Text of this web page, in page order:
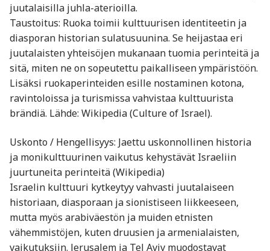
juutalaisilla juhla-aterioilla.
Taustoitus: Ruoka toimii kulttuurisen identiteetin ja
diasporan historian sulatusuunina. Se heijastaa eri
juutalaisten yhteisöjen mukanaan tuomia perinteitä ja
sitä, miten ne on sopeutettu paikalliseen ympäristöön.
Lisäksi ruokaperinteiden esille nostaminen kotona,
ravintoloissa ja turismissa vahvistaa kulttuurista
brändiä. Lähde: Wikipedia (Culture of Israel).
Uskonto / Hengellisyys: Jaettu uskonnollinen historia
ja monikulttuurinen vaikutus kehystävät Israeliin
juurtuneita perinteitä (Wikipedia)
Israelin kulttuuri kytkeytyy vahvasti juutalaiseen
historiaan, diasporaan ja sionistiseen liikkeeseen,
mutta myös arabiväestön ja muiden etnisten
vähemmistöjen, kuten druusien ja armenialaisten,
vaikutuksiin. Jerusalem ja Tel Aviv muodostavat